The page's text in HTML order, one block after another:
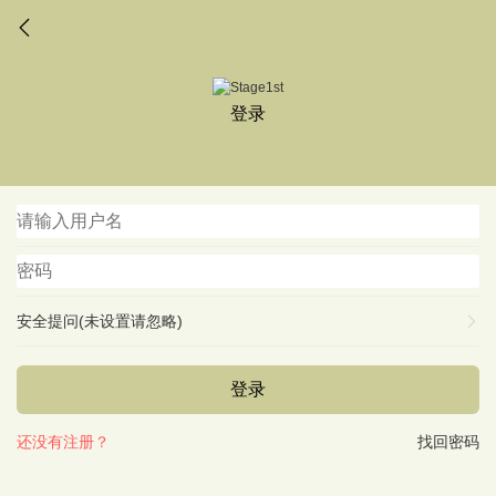
登录
安全提问(未设置请忽略)
登录
找回密码
还没有注册？